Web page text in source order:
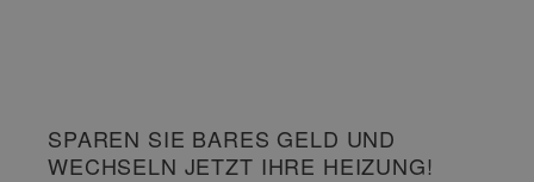
SPAREN SIE BARES GELD UND
WECHSELN JETZT IHRE HEIZUNG!